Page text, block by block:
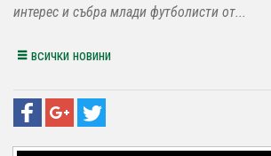
интерес и събра млади футболисти от...
всички новини